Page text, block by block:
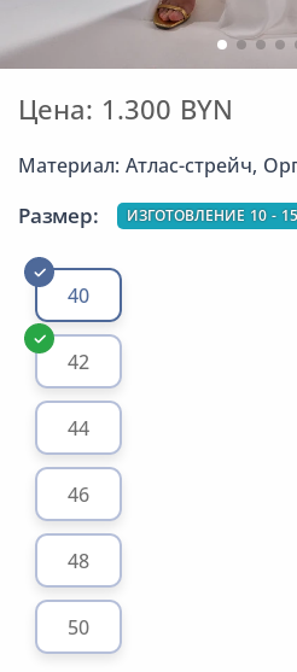
Цена: 1.300 BYN
Материал: Атлас-стрейч,
Размер: ИЗГОТОВЛЕНИЕ 10 -
40
42
44
46
48
50